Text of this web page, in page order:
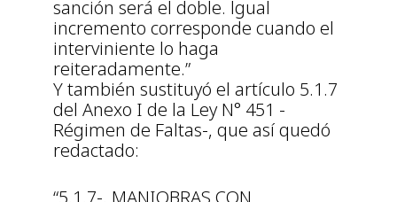
sanción será el doble. lgual
incremento corresponde cuando el
interviniente lo haga
reiteradamente.”
Y también sustituyó el artículo 5.1.7
del Anexo I de la Ley N° 451 -
Régimen de Faltas-, que así quedó
redactado:
“5.1.7-. MANIOBRAS CON